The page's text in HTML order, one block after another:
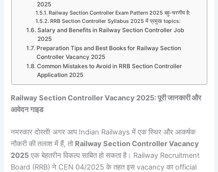
2025
Railway Section Controller Exam Pattern 2025 बहु-चरणीय है:
RRB Section Controller Syllabus 2025 में प्रमुख topics:
Salary and Benefits in Railway Section Controller Job
2025
Preparation Tips and Best Books for Railway Section
Controller Vacancy 2025
Common Mistakes to Avoid in RRB Section Controller
Application 2025
Railway Section Controller Vacancy 2025:पूरी जानकारी और
आवेदन गाइड
नमस्कार दोस्तों! अगर आप Indian Railways में एक स्थिर और आकर्षक
नौकरी की तलाश में हैं, तो Railway Section Controller Vacancy
2025 एक बेहतरीन विकल्प साबित हो सकता है। Railway Recruitment
Board (RRB) ने CEN 04/2025 के तहत इस vacancy का official